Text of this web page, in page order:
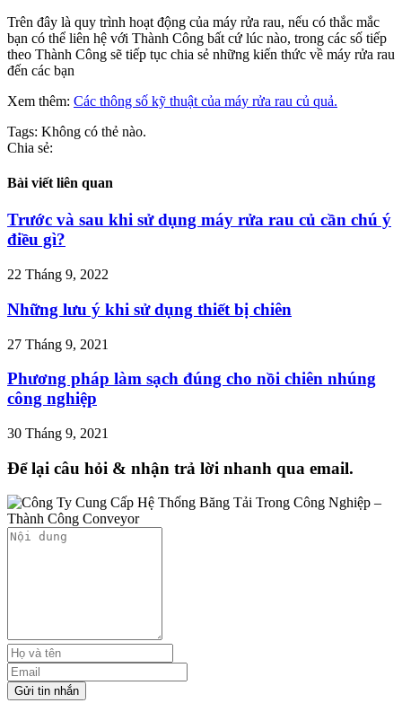
Trên đây là quy trình hoạt động của máy rửa rau, nếu có thắc mắc
bạn có thể liên hệ với Thành Công bất cứ lúc nào, trong các số tiếp
theo Thành Công sẽ tiếp tục chia sẻ những kiến ​​thức về máy rửa rau
đến các bạn
Xem thêm: Các thông số kỹ thuật của máy rửa rau củ quả.
Tags: Không có thẻ nào.
Chia sẻ:
Bài viết liên quan
Trước và sau khi sử dụng máy rửa rau củ cần chú ý
điều gì?
22 Tháng 9, 2022
Những lưu ý khi sử dụng thiết bị chiên
27 Tháng 9, 2021
Phương pháp làm sạch đúng cho nồi chiên nhúng
công nghiệp
30 Tháng 9, 2021
Để lại câu hỏi & nhận trả lời nhanh qua email.